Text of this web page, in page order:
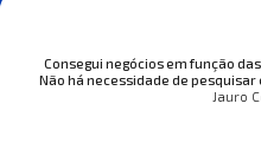
Consegui negócios em função
Não há necessidade de
Jauro